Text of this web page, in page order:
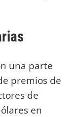
una parte
premios de
de
en